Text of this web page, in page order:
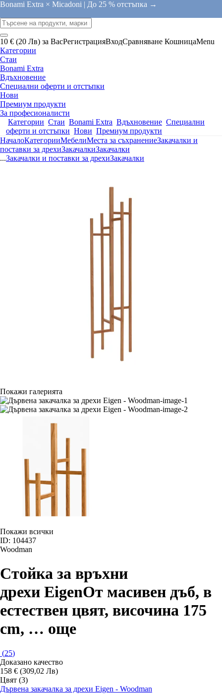
Bonami Extra × Micadoni | До 25 % отстъпка →
10 € (20 Лв) за ВасРегистрацияВходСравняване КошницаMenu
Категории
Стаи
Bonami Extra
Вдъхновение
Специални оферти и отстъпки
Нови
Премиум продукти
За професионалисти
Категории Стаи Bonami Extra Вдъхновение Специални
оферти и отстъпки Нови Премиум продукти
НачалоКатегорииМебелиМеста за съхранениеЗакачалки и
поставки за дрехиЗакачалкиЗакачалки
...Закачалки и поставки за дрехиЗакачалки
Покажи галерията
Покажи всички
ID: 104437
Woodman
Стойка за връхни
дрехи EigenОт масивен дъб, в
естествен цвят, височина 175
cm, … още
(25)
Доказано качество
158 € (309,02 Лв)
Цвят (3)
Дървена закачалка за дрехи Eigen - Woodman